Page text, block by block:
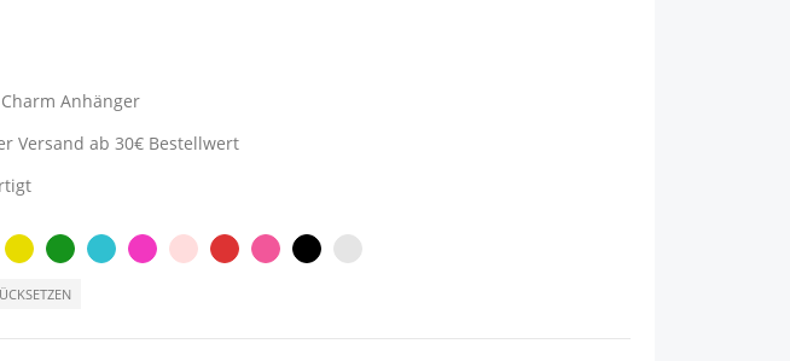
Anhänger
Versand ab 30€ Bestellwert